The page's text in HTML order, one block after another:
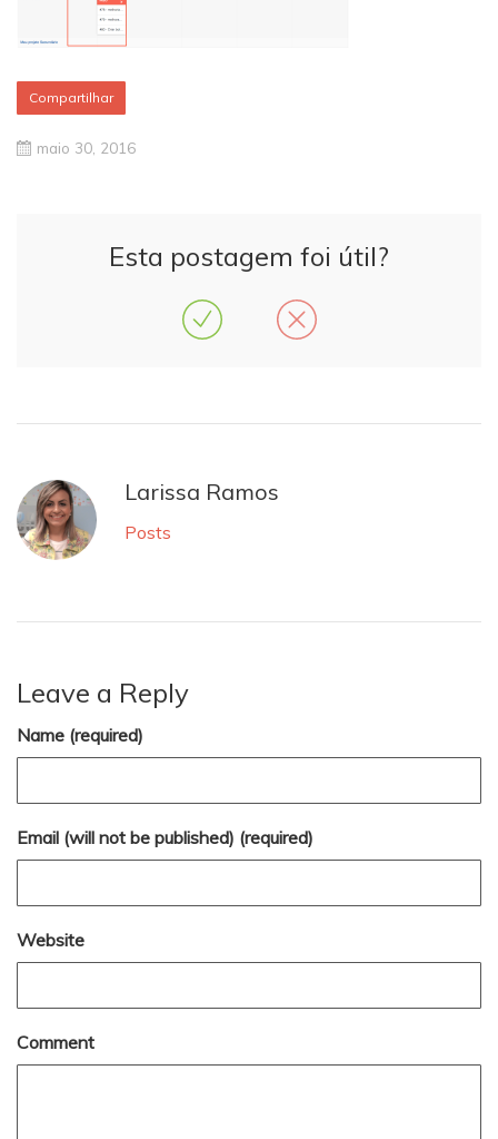
Compartilhar
maio 30, 2016
Esta postagem foi útil?
Larissa Ramos
Posts
Leave a Reply
Name (required)
Email (will not be published) (required)
Website
Comment